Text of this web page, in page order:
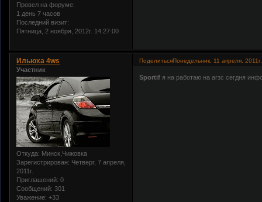
Провел на форуме:
1 день 7 часов
Последний визит:
Пятница, 2 ноября, 2012г. 14:27:00
ПоделитьсяПонедельник, 11 апреля,
Ильюха 4ws
Участник
Откуда: Минск,Чижовка
Зарегистрирован: Четверг, 7 апреля,
2011г.
Приглашений: 0
Сообщений: 301
Уважение: +33
Sportif я на работаю на агзс сегдня